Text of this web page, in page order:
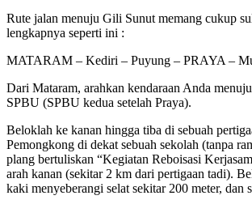
Rute jalan menuju Gili Sunut memang cukup
lengkapnya seperti ini :
MATARAM – Kediri – Puyung – PRAYA –
Dari Mataram, arahkan kendaraan Anda
SPBU (SPBU kedua setelah Praya).
Beloklah ke kanan hingga tiba di sebuah
Pemongkong di dekat sebuah sekolah (tanpa
plang bertuliskan “Kegiatan Reboisasi
arah kanan (sekitar 2 km dari pertigaan tadi).
kaki menyeberangi selat sekitar 200 meter,